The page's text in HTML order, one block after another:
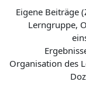
Eigene Beiträge
Lerngruppe,
Organisation des